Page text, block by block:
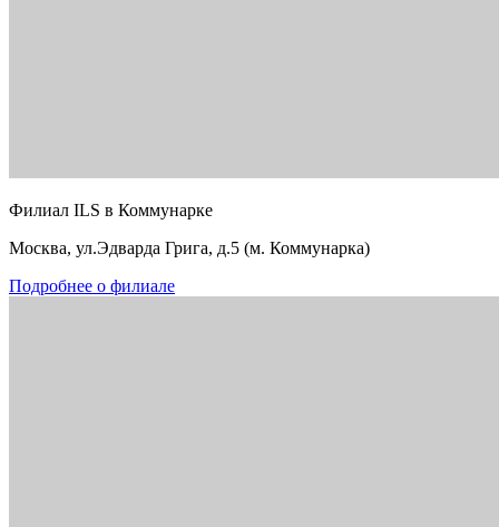
Филиал ILS в Коммунарке
Москва, ул.Эдварда Грига, д.5 (м. Коммунарка)
Подробнее о филиале